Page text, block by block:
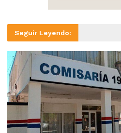
Seguir Leyendo: